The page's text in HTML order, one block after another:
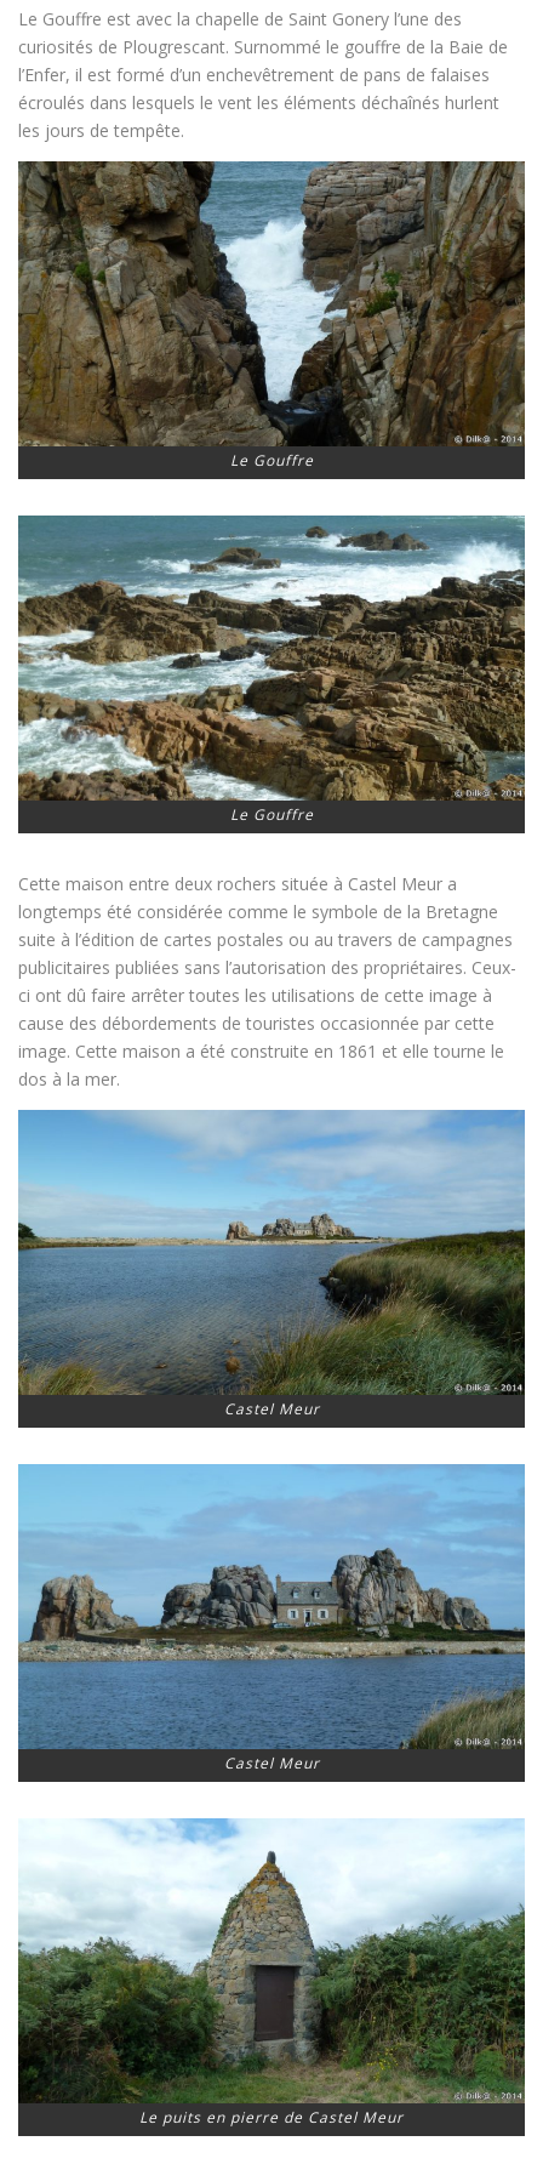
Le Gouffre est avec la chapelle de Saint Gonery l’une des
curiosités de Plougrescant. Surnommé le gouffre de la Baie de
l’Enfer, il est formé d’un enchevêtrement de pans de falaises
écroulés dans lesquels le vent les éléments déchaînés hurlent
les jours de tempête.
Le Gouffre
Le Gouffre
Cette maison entre deux rochers située à Castel Meur a
longtemps été considérée comme le symbole de la Bretagne
suite à l’édition de cartes postales ou au travers de campagnes
publicitaires publiées sans l’autorisation des propriétaires. Ceux-
ci ont dû faire arrêter toutes les utilisations de cette image à
cause des débordements de touristes occasionnée par cette
image. Cette maison a été construite en 1861 et elle tourne le
dos à la mer.
Castel Meur
Castel Meur
Le puits en pierre de Castel Meur